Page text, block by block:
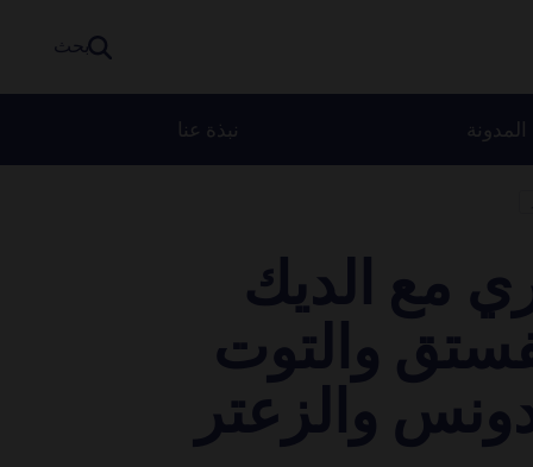
بحث
المدونة نبذة عنا
مع الديك
والتوت
والزعتر